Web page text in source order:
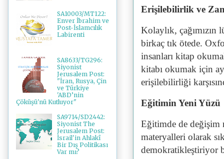
Erişilebilirlik ve
Kolaylık,
birkaç tık ötede.
insanları kitap
kitabı okumak için
erişilebilirliği
Eğitimin Yeni Yüzü
Eğitimde de değişim
materyalleri olarak
demokratikleştiriyor
SA10003/MT122:
Enver İbrahim ve
Post-İslamcılık
Labirenti
SA8633/TG296:
Siyonist
Jerusalem Post:
"İran, Rusya, Çin
ve Türkiye
'ABD’nin
Çöküşü'nü Kutluyor"
SA9714/SD2442:
Siyonist The
Jerusalem Post:
İsrail'in Ahlakî
Bir Dış Politikası
Var mı?